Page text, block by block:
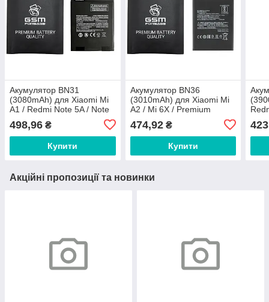
Акумулятор BN31
(3080mAh) для Xiaomi Mi
A1 / Redmi Note 5A / Note
5A Prime Premium Quality
498,96 ₴
Купити
Акумулятор BN36
(3010mAh) для Xiaomi Mi
A2 / Mi 6X / Premium
474,92₴
Купити
Акційні пропозиції та новинки